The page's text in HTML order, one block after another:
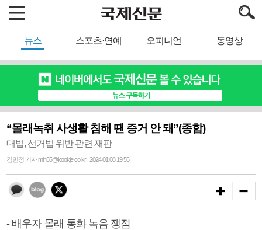
뉴스 스포츠·연예 오피니언 동영상
“몰래녹취 사생활 침해 땐 증거 안 돼”(종합)
대법, 선거법 위반 관련 재판
김민정 기자 min55@kookje.co.kr | 2024.01.08 19:55
- 배우자 몰래 통화 녹음 쟁점